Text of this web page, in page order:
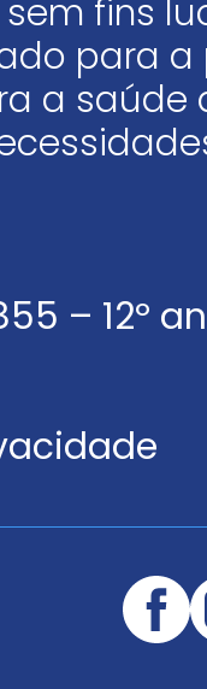
fins
para
a saúde
– 12º